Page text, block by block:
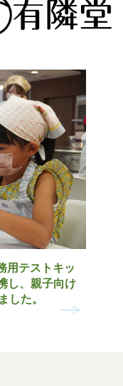
用テストキッ
し、親子向け
た。